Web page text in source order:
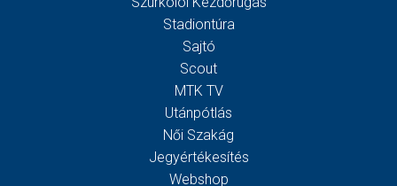
Stadiontúra
Sajtó
Scout
MTK TV
Utánpótlás
Női Szakág
Jegyértékesítés
Webshop